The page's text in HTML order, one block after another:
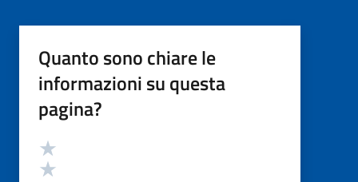
Quanto sono chiare le
informazioni su questa
pagina?
Valutazione